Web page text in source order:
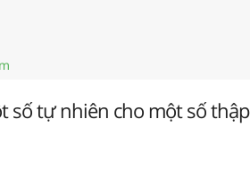
số tự nhiên cho một số thập